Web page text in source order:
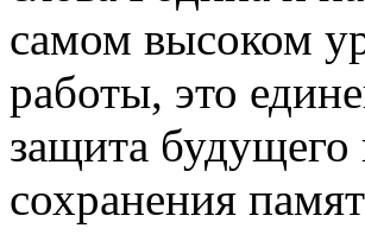
самом высоком
работы, это
защита
сохранения